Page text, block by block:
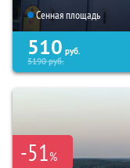
Сенная площадь
510 руб.
5190руб.
-51%